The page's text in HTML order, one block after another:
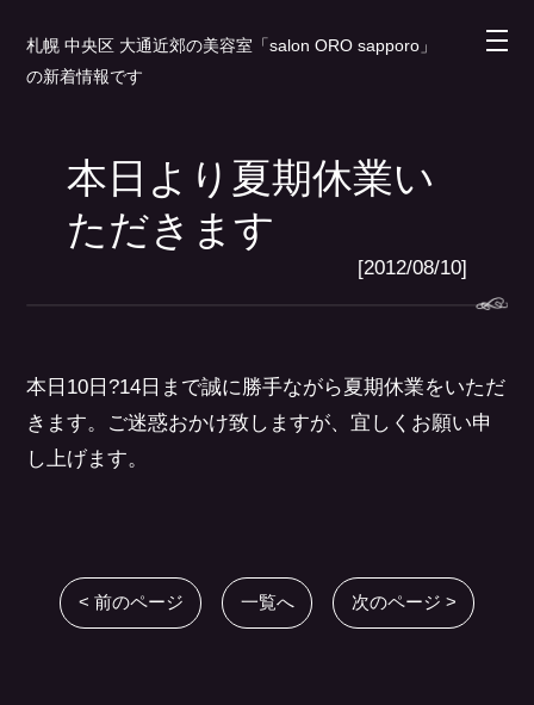
札幌 中央区 大通近郊の美容室「salon ORO sapporo」
の新着情報です
本日より夏期休業い
ただきます
[2012/08/10]
本日10日?14日まで誠に勝手ながら夏期休業をいただ
きます。ご迷惑おかけ致しますが、宜しくお願い申
し上げます。
< 前のページ 一覧へ 次のページ >